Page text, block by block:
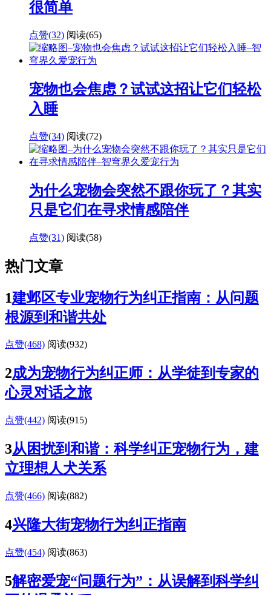
很简单
点赞(32) 阅读(65)
宠物也会焦虑？试试这招让它们轻松
入睡
点赞(34) 阅读(72)
为什么宠物会突然不跟你玩了？其实
只是它们在寻求情感陪伴
点赞(31) 阅读(58)
热门文章
1建邺区专业宠物行为纠正指南：从问题
根源到和谐共处
点赞(468) 阅读(932)
2成为宠物行为纠正师：从学徒到专家的
心灵对话之旅
点赞(442) 阅读(915)
3从困扰到和谐：科学纠正宠物行为，建
立理想人犬关系
点赞(466) 阅读(882)
4兴隆大街宠物行为纠正指南
点赞(454) 阅读(863)
5解密爱宠“问题行为”：从误解到科学纠